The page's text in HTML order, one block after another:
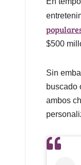
p
p
o
k
$500
Sin
buscado
ambos